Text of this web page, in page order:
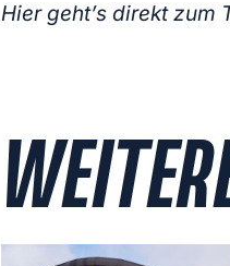
Hier geht’s direkt zum